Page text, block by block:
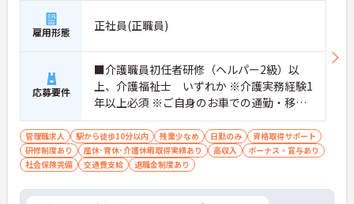
【専門資格を活かした収入アップと明確なキャリア
形成が期待できます】
・資格手当が支給されるほか、年2回の評価面談で
個人の頑張りが給与に還元される仕組みが整ってい
ます
・サービス提供責任者や管理者へのキャリアアップ
【IT化と手厚いフォロー体制により、業務のストレ
スを軽減できます】
・記録票の提出やシフト確認をすべてスマートフォ
ンで行えるため、手書きの書類作成や事業所への移
動の手間が省けケア業務に集中できます
雇用形態 正社員(正職員)
応募要件
■介護職員初任者研修（ヘルパー2級）以
上、介護福祉士 いずれか ※介護実務経験1
年以上必須 ※ご自身のお車での通勤・移動
が可能な方
管理職求人 駅から徒歩10分以内 残業少なめ 日勤のみ
資格取得サポート
研修制度あり
産休･育休･介護休暇取得実績あり 高収入
ボーナス・賞与あり
社会保険完備
交通費支給 退職金制度あり